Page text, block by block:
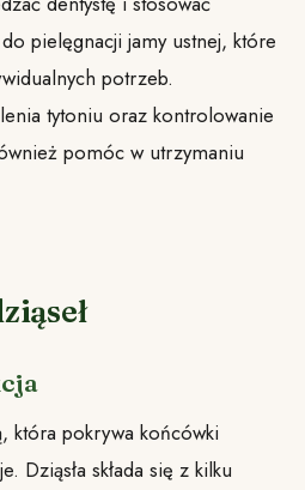
pielęgnacji jamy ustnej, które
potrzeb.
tytoniu oraz kontrolowanie
pomóc w utrzymaniu
która pokrywa końcówki
Dziąsła składa się z kilku